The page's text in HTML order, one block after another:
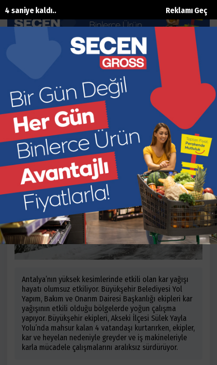
Reklamı Geç
3 saniye kaldı..
Yüksek kesimlerde hummalı çalışma
Ana Sayfa Gündem
Antalya’nın yüksek kesimlerinde etkili olan kar yağışı
hayatı olumsuz etkiliyor. Büyükşehir Belediyesi Yol
Yapım, Bakım ve Onarım Dairesi Başkanlığı ekipleri kar
yağışının etkili olduğu bölgelerde yoğun çalışma
yapıyor. Büyükşehir ekipleri, Akseki İlçesi Sülek Yayla
Yolu’nda mahsur kalan 4 vatandaşı kurtarırken, ekipler,
kar ve heyelan nedeniyle greyder ve iş makineleriyle
karla mücadele çalışmalarını aralıksız sürdürüyor.